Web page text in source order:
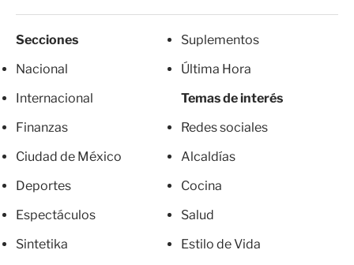
Secciones
Nacional
Internacional
Finanzas
Ciudad de México
Deportes
Espectáculos
Sintetika
Suplementos
Última Hora
Temas de interés
Redes sociales
Alcaldías
Cocina
Salud
Estilo de Vida